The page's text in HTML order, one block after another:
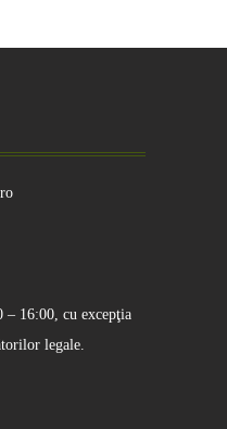
– 16:00, cu excepţia
legale.